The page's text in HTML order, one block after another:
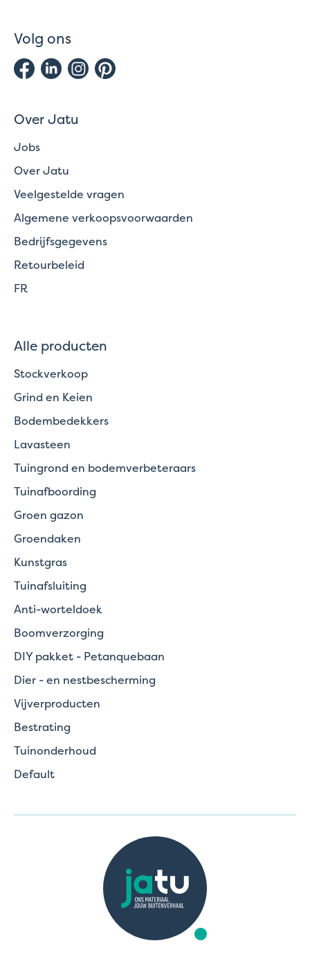
Volg ons
Over Jatu
Jobs
Over Jatu
Veelgestelde vragen
Algemene verkoopsvoorwaarden
Bedrijfsgegevens
Retourbeleid
FR
Alle producten
Stockverkoop
Grind en Keien
Bodembedekkers
Lavasteen
Tuingrond en bodemverbeteraars
Tuinafboording
Groen gazon
Groendaken
Kunstgras
Tuinafsluiting
Anti-worteldoek
Boomverzorging
DIY pakket - Petanquebaan
Dier - en nestbescherming
Vijverproducten
Bestrating
Tuinonderhoud
Default